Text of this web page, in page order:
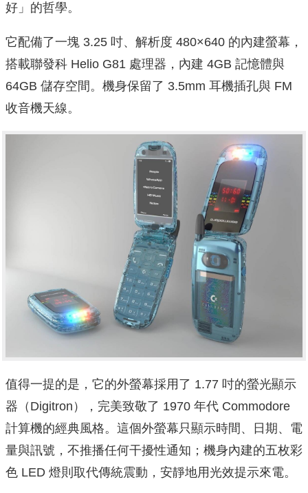
好」的哲學。
它配備了一塊 3.25 吋、解析度 480×640 的內建螢幕，
搭載聯發科 Helio G81 處理器，內建 4GB 記憶體與
64GB 儲存空間。機身保留了 3.5mm 耳機插孔與 FM
收音機天線。
值得一提的是，它的外螢幕採用了 1.77 吋的螢光顯示
器（Digitron），完美致敬了 1970 年代 Commodore
計算機的經典風格。這個外螢幕只顯示時間、日期、電
量與訊號，不推播任何干擾性通知；機身內建的五枚彩
色 LED 燈則取代傳統震動，安靜地用光效提示來電。